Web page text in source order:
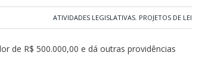
ATIVIDADES LEGISLATIVAS, PROJETOS DE LEI
de R$ 500.000,00 e dá outras providências